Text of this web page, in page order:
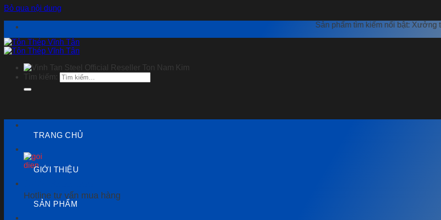
Bỏ qua nội dung
Sản phẩm tìm kiếm nổi bật: Xưởng tôn thép
Tìm kiếm:
Hotline tư vấn mua hàng
TRANG CHỦ
GIỚI THIỆU
SẢN PHẨM